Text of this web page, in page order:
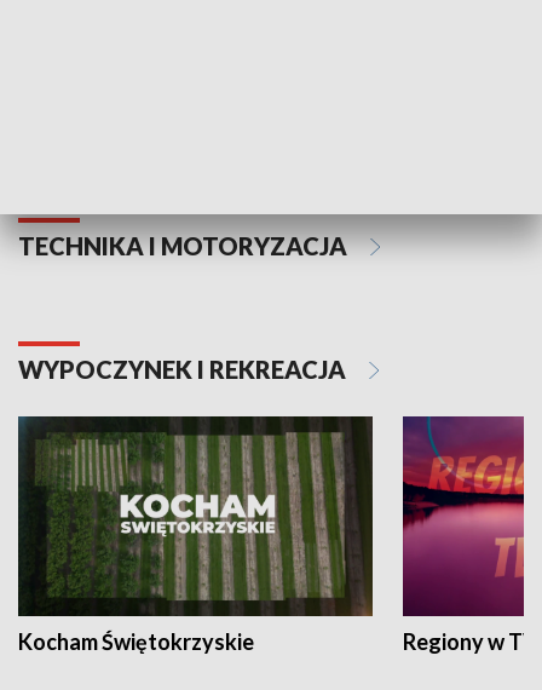
TECHNIKA I MOTORYZACJA
WYPOCZYNEK I REKREACJA
Kocham Świętokrzyskie Regiony w